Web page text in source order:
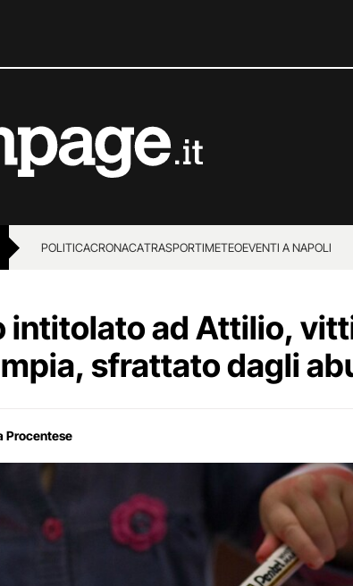
POLITICACRONACATRASPORTIMETEOEVENTI A NAPOLI
intitolato ad Attilio,
sfrattato dagli
Procentese